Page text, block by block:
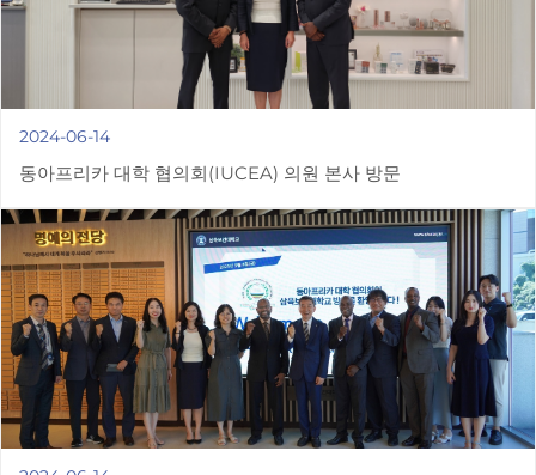
2024-06-14
동아프리카 대학 협의회(IUCEA) 의원 본사 방문